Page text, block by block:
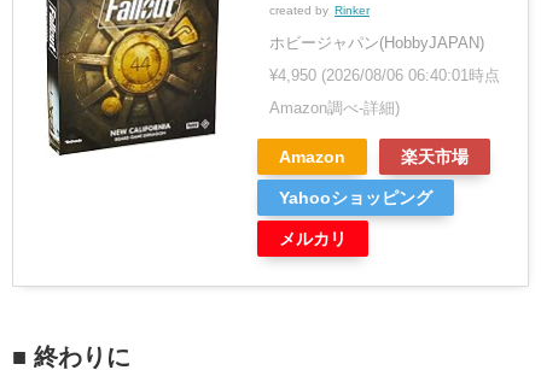
created by Rinker
ホビージャパン(HobbyJAPAN)
¥4,950 (2026/08/06 06:40:01時点
Amazon調べ-詳細)
Amazon 楽天市場
Yahooショッピング
メルカリ
■ 終わりに